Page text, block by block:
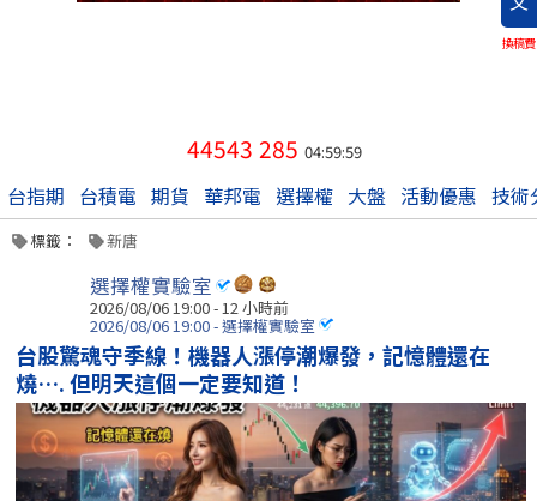
換稿費
44543 285 04:59:59
台指期 台積電 期貨 華邦電 選擇權 大盤 活動優惠 技術
標籤： 新唐
選擇權實驗室
2026/08/06 19:00 -12 小時前
2026/08/06 19:00 - 選擇權實驗室
台股驚魂守季線！機器人漲停潮爆發，記憶體還在
燒…. 但明天這個一定要知道！